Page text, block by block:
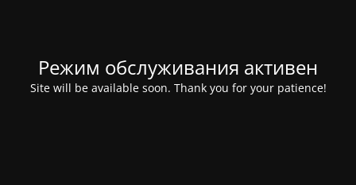
Режим обслуживания активен
Site will be available soon. Thank you for your patience!